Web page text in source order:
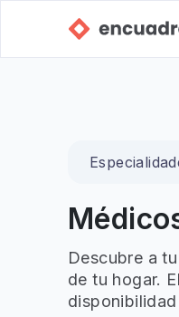
Descubre a
de tu hogar.